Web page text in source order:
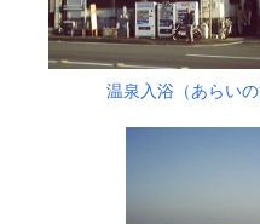
温泉入浴（あらいの